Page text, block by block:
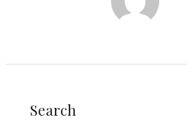
Search